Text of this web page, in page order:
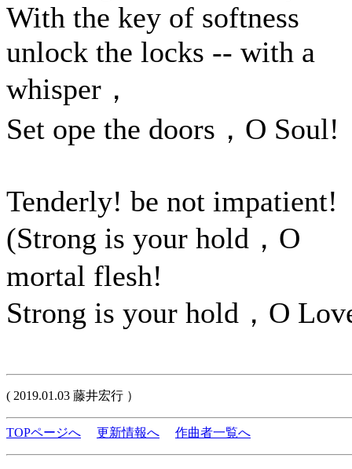
With the key of softness
unlock the locks -- with a
whisper，
Set ope the doors，O Soul!
Tenderly! be not impatient!
(Strong is your hold，O
mortal flesh!
Strong is your hold，O
( 2019.01.03 藤井宏行 ）
TOPページへ 更新情報へ 作曲者一覧へ